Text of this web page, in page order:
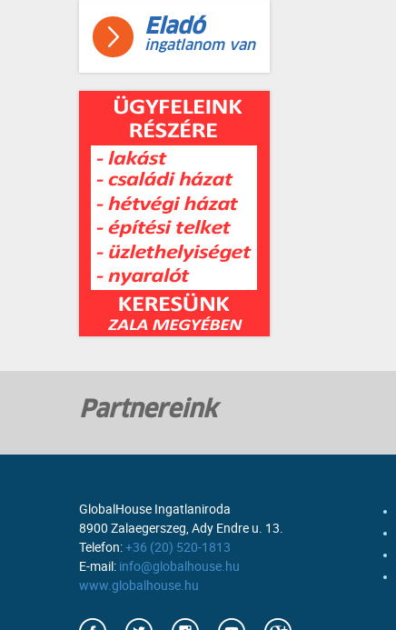
Eladó
ingatlanom van
Partnereink
GlobalHouse Ingatlaniroda
8900 Zalaegerszeg, Ady Endre u. 13.
Telefon:+36 (20) 520-1813
E-mail: info@globalhouse.hu
www.globalhouse.hu